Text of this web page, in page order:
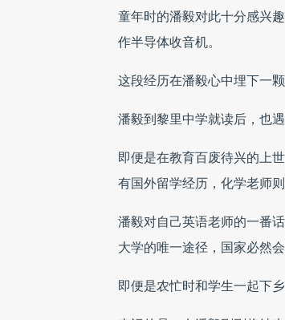
童年时的潘毅对此十分感兴
作半导体收音机。
这段经历在潘毅心中埋下一
潘毅到黎里中学就读后，也
即便是在教育百废待兴的上
有国外留学经历，化学老师
潘毅对自己英语老师的一番
大学的唯一途径，国家必然
即便是农忙时和学生一起下